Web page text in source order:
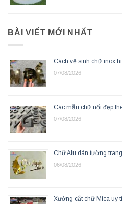
BÀI VIẾT MỚI NHẤT
Cách vệ sinh chữ inox
07/08/2026
Các mẫu chữ nổi đẹp
07/08/2026
Chữ Alu dán tường
06/08/2026
Xưởng cắt chữ Mica uy